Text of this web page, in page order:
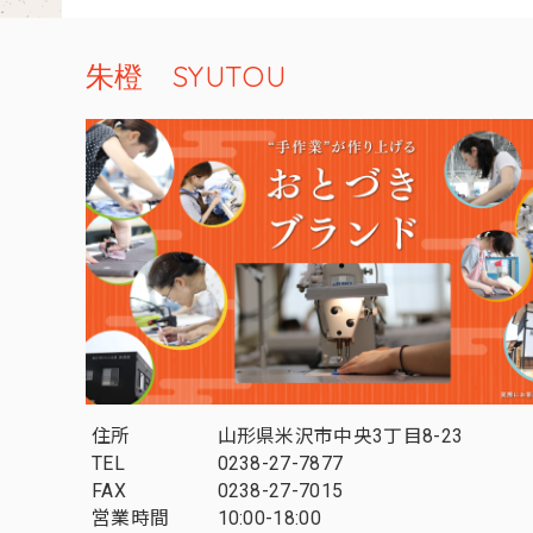
朱橙 SYUTOU
住所
山形県米沢市中央3丁目8-23
TEL
0238-27-7877
FAX
0238-27-7015
営業時間
10:00-18:00